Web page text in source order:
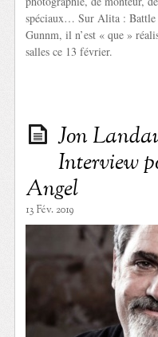
spéciaux… Sur Alita : Battle
Gunnm, il n’est « que »
salles ce 13 février.
Jon
Interview
Angel
13 Fév. 2019